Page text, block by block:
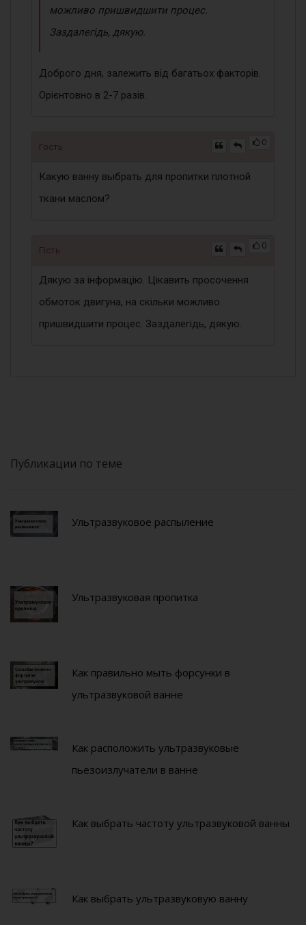
можливо пришвидшити процес.
Заздалегідь, дякую.
Доброго дня, залежить від багатьох факторів.
Орієнтовно в 2-7 разів.
0
Гость
Какую ванну выбрать для пропитки плотной
ткани маслом?
0
Гість
Дякую за інформацію. Цікавить просочення
обмоток двигуна, на скільки можливо
пришвидшити процес. Заздалегідь, дякую.
Публикации по теме
Ультразвуковое распыление
Ультразвуковая пропитка
Как правильно мыть форсунки в
ультразвуковой ванне
Как расположить ультразвуковые
пьезоизлучатели в ванне
Как выбрать частоту ультразвуковой ванны
Как выбрать ультразвуковую ванну